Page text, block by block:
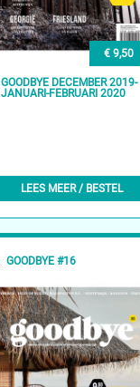
€ 9,50
GOODBYE DECEMBER 2019-
JANUARI-FEBRUARI 2020
LEES MEER / BESTEL
GOODBYE #16